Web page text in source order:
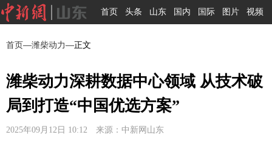
首页 头条 山东 国内 国际 图片 视频
首页—潍柴动力—正文
潍柴动力深耕数据中心领域 从技术破
局到打造“中国优选方案”
2025年09月12日 10:12 来源：中新网山东